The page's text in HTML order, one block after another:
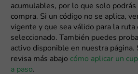
acumulables, por lo que solo podrás
compra. Si un código no se aplica,
vigente y que sea válido para la ruta
seleccionado. También puedes
activo disponible en nuestra página.
revisa más abajo cómo aplicar un
a paso.